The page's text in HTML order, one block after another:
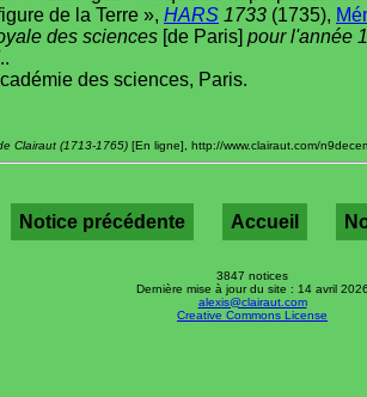
de la Terre », HARS 1733 (1735),
des sciences [de Paris] pour l'année
..
des sciences, Paris.
Clairaut (1713-1765) [En ligne], http://www.clairaut.com/
Notice précédente Accueil
3847 notices
Dernière mise à jour du site : 14 avril 2026
alexis@clairaut.com
Creative Commons License